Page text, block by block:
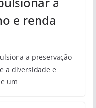
e renda
a preservação
a diversidade e
um